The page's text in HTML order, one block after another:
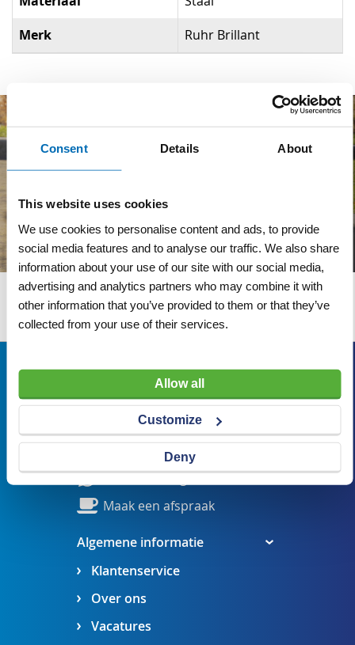
Consent Details About
This website uses cookies
We use cookies to personalise content and ads, to provide
social media features and to analyse our traffic. We also share
information about your use of our site with our social media,
advertising and analytics partners who may combine it with
other information that you’ve provided to them or that they’ve
collected from your use of their services.
Allow all
Customize
Deny
Merk Ruhr Brillant
Wij adviseren u graag
Algemene informatie
Klantenservice
Over ons
Vacatures
Bezoekadres
Veldsteen 25, 4815 PK Breda
verkoop@visserbreda.nl
076 541 5073
Stel een vraag
Maak een afspraak